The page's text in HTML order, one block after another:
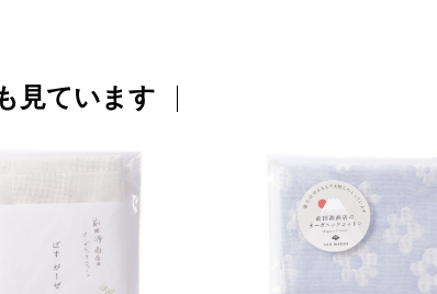
見ています